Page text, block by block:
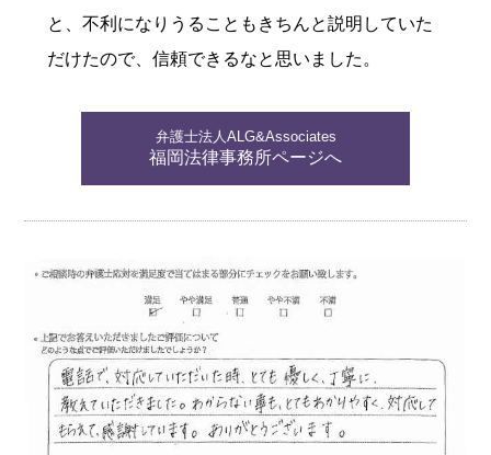
と、不利になりうることもきちんと説明していた
だけたので、信頼できるなと思いました。
弁護士法人ALG&Associates
福岡法律事務所ページへ